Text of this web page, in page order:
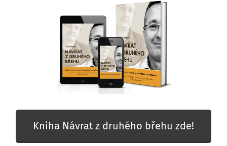
Kniha Návrat z druhého břehu zde!